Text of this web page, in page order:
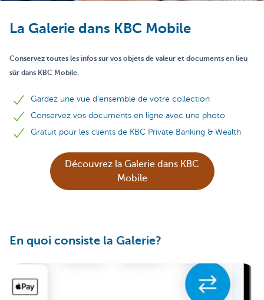
La Galerie dans KBC Mobile
Conservez toutes les infos sur vos objets de valeur et documents en lieu
sûr dans KBC Mobile.
Gardez une vue d'ensemble de votre collection
Conservez vos documents en ligne avec une photo
Gratuit pour les clients de KBC Private Banking & Wealth
Découvrez la Galerie dans KBC
Mobile
En quoi consiste la Galerie?